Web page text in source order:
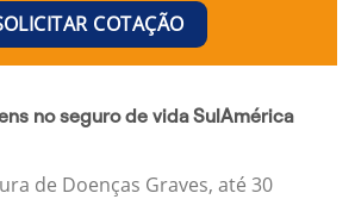
COTAÇÃO
no seguro de vida SulAmérica
de Doenças Graves, até 30